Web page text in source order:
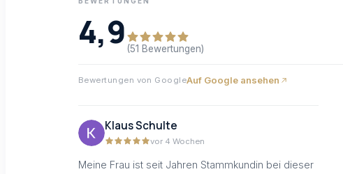
4,9 (51 Bewertungen)
Bewertungen von GoogleAuf Google ansehen
Klaus Schulte
vor 4 Wochen
Meine Frau ist seit Jahren Stammkundin bei dieser